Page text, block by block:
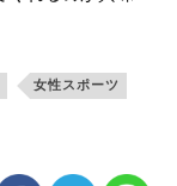
女性スポーツ